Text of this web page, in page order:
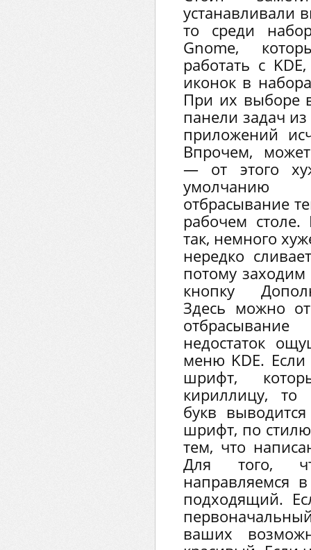
устанавливали
то среди
Gnome,
работать с
иконок в
При их выборе
панели задач из
приложений
Впрочем,
— от этого
умолчанию
отбрасывание
рабочем столе.
так, немного
нередко
потому
кнопку
Здесь можно
недостаток
меню KDE. Если
шрифт,
кириллицу, то
букв
шрифт, по
тем, что
Для того,
подходящий.
ваших